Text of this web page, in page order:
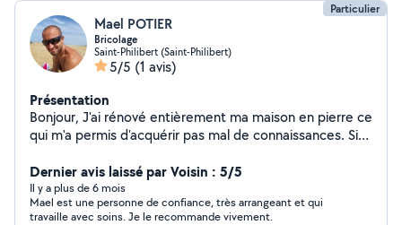
Particulier
Mael POTIER
Bricolage
Saint-Philibert (Saint-Philibert)
5/5 (1 avis)
Présentation
Bonjour, J'ai rénové entièrement ma maison en pierre ce
qui m'a permis d'acquérir pas mal de connaissances. Si
vous aiderais avec grand plaisir.
Dernier avis laissé par Voisin : 5/5
Il y a plus de 6 mois
Mael est une personne de confiance, très arrangeant et qui
travaille avec soins. Je le recommande vivement.